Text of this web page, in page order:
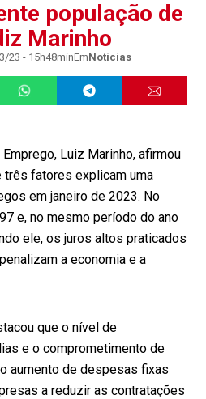
população de
Marinho
23 - 15h48minEmNotícias
Luiz Marinho, afirmou
três fatores explicam uma
em janeiro de 2023. No
e, no mesmo período do ano
ele, os juros altos praticados
a economia e a
que o nível de
e o comprometimento de
aumento de despesas fixas
a reduzir as contratações